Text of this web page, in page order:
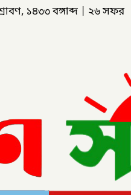
১৪৩৩ বঙ্গাব্দ
২৬ সফর